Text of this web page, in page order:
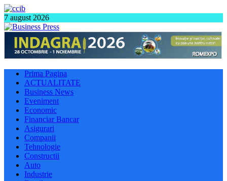
7 august 2026
Prima Pagina
ACTUALITATE
Business News
Eveniment
Economic
Financiar Bancar
Asigurari
Companii
Tehnologie
Constructii
Auto
Industrie